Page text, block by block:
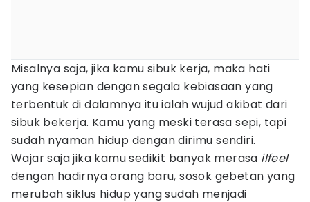
Misalnya saja, jika kamu sibuk kerja, maka hati
yang kesepian dengan segala kebiasaan yang
terbentuk di dalamnya itu ialah wujud akibat dari
sibuk bekerja. Kamu yang meski terasa sepi, tapi
sudah nyaman hidup dengan dirimu sendiri.
Wajar saja jika kamu sedikit banyak merasa ilfeel
dengan hadirnya orang baru, sosok gebetan yang
merubah siklus hidup yang sudah menjadi